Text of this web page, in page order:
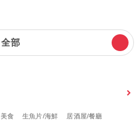
全部
美食 生魚片/海鮮 居酒屋/餐廳